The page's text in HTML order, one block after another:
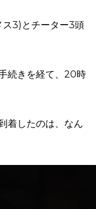
ス3)とチーター3頭
続きを経て、20時
着したのは、なん